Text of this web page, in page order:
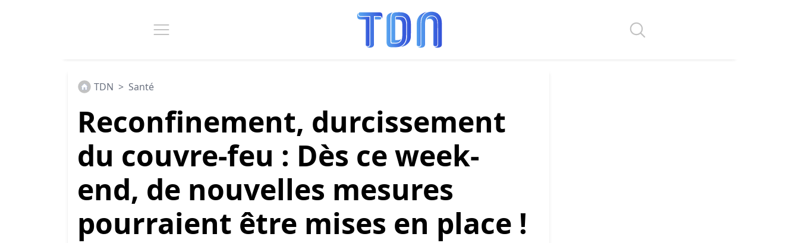
TDN > Santé
Reconfinement, durcissement
du couvre-feu : Dès ce week-
end, de nouvelles mesures
pourraient être mises en place !